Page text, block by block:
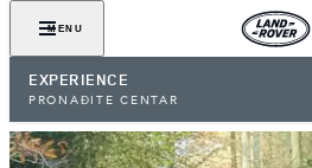
MENU
EXPERIENCE
PRONAĐITE CENTAR